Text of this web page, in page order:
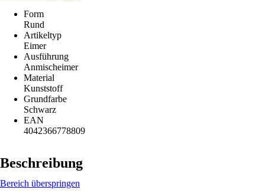
Form
Rund
Artikeltyp
Eimer
Ausführung
Anmischeimer
Material
Kunststoff
Grundfarbe
Schwarz
EAN
4042366778809
Beschreibung
Bereich überspringen